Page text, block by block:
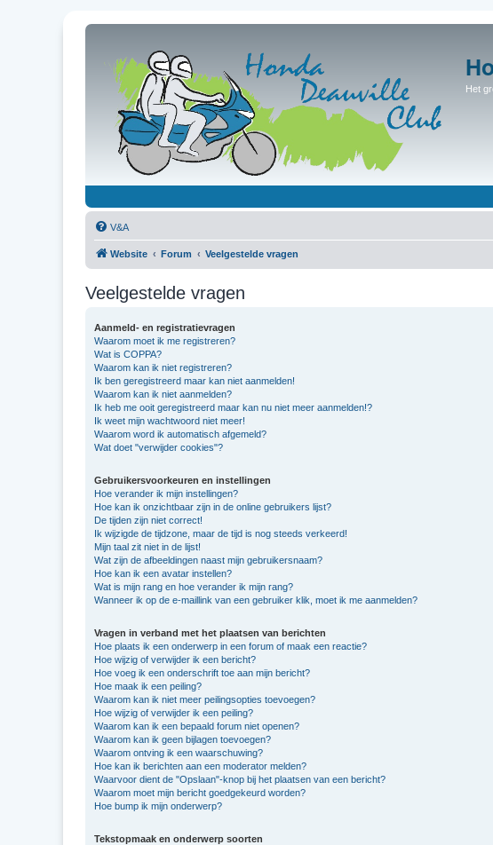
Het
V&A
Website Forum Veelgestelde vragen
Veelgestelde vragen
Aanmeld- en registratievragen
Waarom moet ik me registreren?
Wat is COPPA?
Waarom kan ik niet registreren?
Ik ben geregistreerd maar kan niet aanmelden!
Waarom kan ik niet aanmelden?
Ik heb me ooit geregistreerd maar kan nu niet meer aanmelden!?
Ik weet mijn wachtwoord niet meer!
Waarom word ik automatisch afgemeld?
Wat doet "verwijder cookies"?
Gebruikersvoorkeuren en instellingen
Hoe verander ik mijn instellingen?
Hoe kan ik onzichtbaar zijn in de online gebruikers lijst?
De tijden zijn niet correct!
Ik wijzigde de tijdzone, maar de tijd is nog steeds verkeerd!
Mijn taal zit niet in de lijst!
Wat zijn de afbeeldingen naast mijn gebruikersnaam?
Hoe kan ik een avatar instellen?
Wat is mijn rang en hoe verander ik mijn rang?
Wanneer ik op de e-maillink van een gebruiker klik, moet ik me aanmelden?
Vragen in verband met het plaatsen van berichten
Hoe plaats ik een onderwerp in een forum of maak een reactie?
Hoe wijzig of verwijder ik een bericht?
Hoe voeg ik een onderschrift toe aan mijn bericht?
Hoe maak ik een peiling?
Waarom kan ik niet meer peilingsopties toevoegen?
Hoe wijzig of verwijder ik een peiling?
Waarom kan ik een bepaald forum niet openen?
Waarom kan ik geen bijlagen toevoegen?
Waarom ontving ik een waarschuwing?
Hoe kan ik berichten aan een moderator melden?
Waarvoor dient de "Opslaan"-knop bij het plaatsen van een bericht?
Waarom moet mijn bericht goedgekeurd worden?
Hoe bump ik mijn onderwerp?
Tekstopmaak en onderwerp soorten